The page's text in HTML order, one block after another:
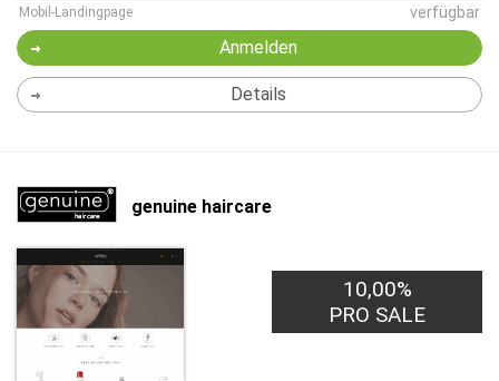
Mobil-Landingpage verfügbar
Anmelden
Details
genuine haircare
10,00%
PRO SALE